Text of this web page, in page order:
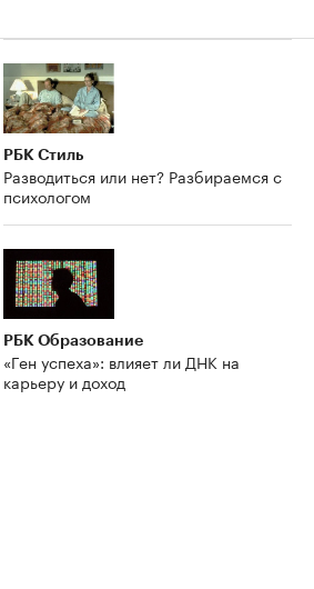
РБК Стиль
Разводиться или нет? Разбираемся с
психологом
РБК Образование
«Ген успеха»: влияет ли ДНК на
карьеру и доход